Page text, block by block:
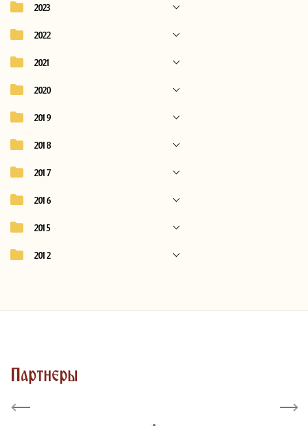
2023
2022
2021
2020
2019
2018
2017
2016
2015
2012
Партнеры
Previous Next